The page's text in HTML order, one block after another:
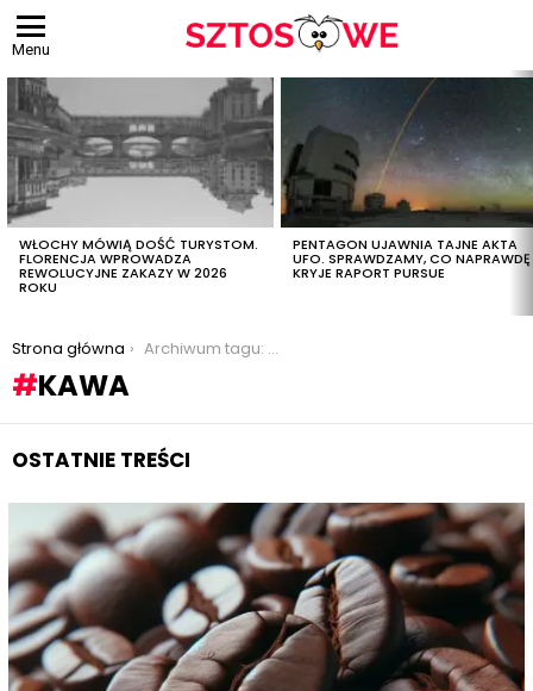
Menu
OSTATNIE
TREŚCI
WŁOCHY MÓWIĄ DOŚĆ TURYSTOM.
FLORENCJA WPROWADZA
REWOLUCYJNE ZAKAZY W 2026
ROKU
PENTAGON UJAWNIA TAJNE AKTA
UFO. SPRAWDZAMY, CO NAPRAWDĘ
KRYJE RAPORT PURSUE
Jesteś tutaj:
Strona główna Archiwum tagu: kawa
KAWA
OSTATNIE TREŚCI